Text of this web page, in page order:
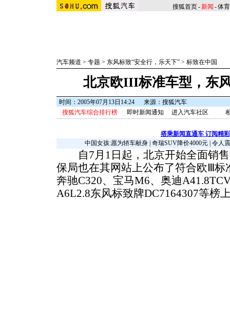
搜狐首页-新闻 -体育
汽车频道 > 专题 > 东风标致“安全行，乐天下”> 标致在中国
北京欧III标准车型，东
时间：2005年07月13日14:24
来源：搜狐汽车
搜狐汽车综合排行榜
即时新闻通知 进入汽车社区
搭乘新闻直通车 订阅精
中国女孩:愿为轿车献身| 奇瑞SUV降价4000元| 令人
自7月1日起，北京开始全面销售
保局也在其网站上公布了符合欧Ⅲ标
奔驰C320、宝马M6、奥迪
A6L2.8东风标致牌DC7164307等榜